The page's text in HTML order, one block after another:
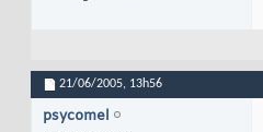
21/06/2005, 13h56
psycomel